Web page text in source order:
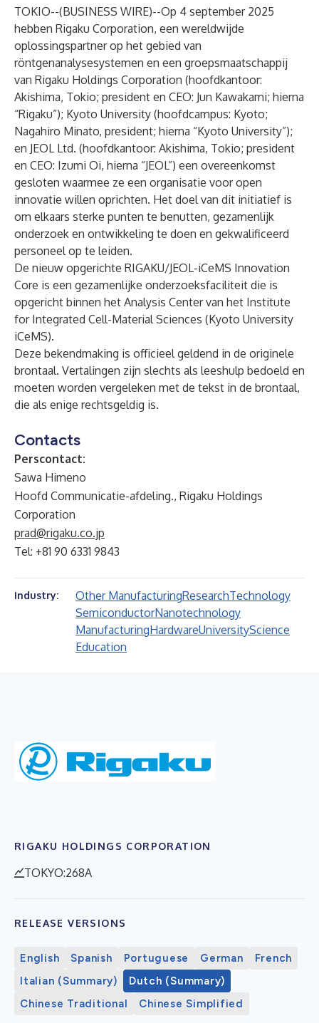
TOKIO--(BUSINESS WIRE)--Op 4 september 2025
hebben Rigaku Corporation, een wereldwijde
oplossingspartner op het gebied van
röntgenanalysesystemen en een groepsmaatschappij
van Rigaku Holdings Corporation (hoofdkantoor:
Akishima, Tokio; president en CEO: Jun Kawakami; hierna
“Rigaku”); Kyoto University (hoofdcampus: Kyoto;
Nagahiro Minato, president; hierna “Kyoto University”);
en JEOL Ltd. (hoofdkantoor: Akishima, Tokio; president
en CEO: Izumi Oi, hierna “JEOL”) een overeenkomst
gesloten waarmee ze een organisatie voor open
innovatie willen oprichten. Het doel van dit initiatief is
om elkaars sterke punten te benutten, gezamenlijk
onderzoek en ontwikkeling te doen en gekwalificeerd
personeel op te leiden.
De nieuw opgerichte RIGAKU/JEOL-iCeMS Innovation
Core is een gezamenlijke onderzoeksfaciliteit die is
opgericht binnen het Analysis Center van het Institute
for Integrated Cell-Material Sciences (Kyoto University
iCeMS).
Deze bekendmaking is officieel geldend in de originele
brontaal. Vertalingen zijn slechts als leeshulp bedoeld en
moeten worden vergeleken met de tekst in de brontaal,
die als enige rechtsgeldig is.
Contacts
Perscontact:
Sawa Himeno
Hoofd Communicatie-afdeling., Rigaku Holdings
Corporation
prad@rigaku.co.jp
Tel: +81 90 6331 9843
Industry: Other ManufacturingResearchTechnology
SemiconductorNanotechnology
ManufacturingHardwareUniversityScience
Education
RIGAKU HOLDINGS CORPORATION
TOKYO:268A
RELEASE VERSIONS
English Spanish Portuguese German
French
Italian (Summary)
Dutch (Summary)
Chinese Traditional
Chinese Simplified